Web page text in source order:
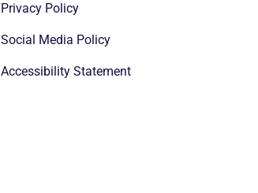
Privacy Policy
Social Media Policy
Accessibility Statement